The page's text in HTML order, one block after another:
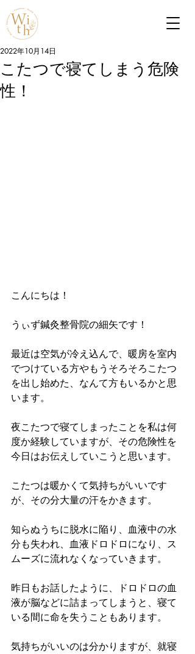
こたつで寝てしまう危険
性！
2022年10月14日
こんにちは！
うぃず鍼灸整骨院の細矢です！
最近は空気が冷え込んで、暖房を室内
でつけている方やもうそろそろこたつ
を出し始めた、なんて方もいるかと思
います。
夜こたつで寝てしまったことを私は何
度か経験していますが、その危険性を
今日はお伝えしていこうと思います。
こたつは暖かくて気持ちがいいです
が、その分大量の汗をかきます。
知らぬうちに脱水に陥り、血液中の水
分も失われ、血液ドロドロになり、ス
ムーズに流れなくなっていきます。
昨日もお話したように、ドロドロの血
液が脳などに詰まってしまうと、寝て
いる間に命を失うこともあります。
気持ちがいいのは分かりますが、就寝